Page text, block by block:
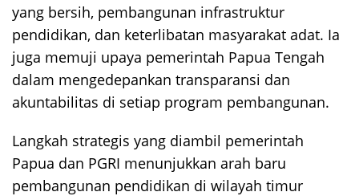
yang bersih, pembangunan infrastruktur
pendidikan, dan keterlibatan masyarakat adat. Ia
juga memuji upaya pemerintah Papua Tengah
dalam mengedepankan transparansi dan
akuntabilitas di setiap program pembangunan.
Langkah strategis yang diambil pemerintah
Papua dan PGRI menunjukkan arah baru
pembangunan pendidikan di wilayah timur